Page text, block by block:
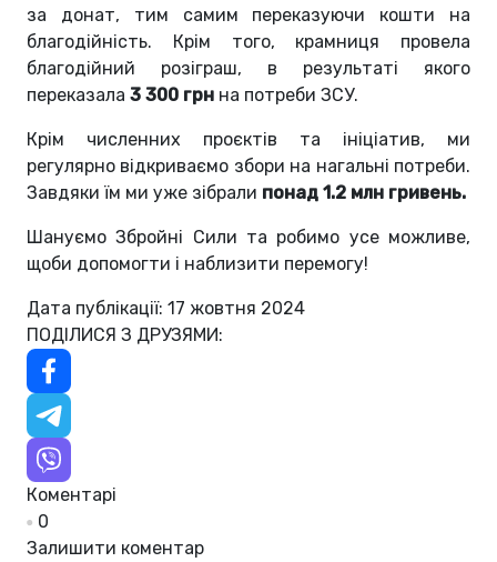
за донат, тим самим переказуючи кошти на
благодійність. Крім того, крамниця провела
благодійний розіграш, в результаті якого
переказала 3 300 грн на потреби ЗСУ.
Крім численних проєктів та ініціатив, ми
регулярно відкриваємо збори на нагальні потреби.
Завдяки їм ми уже зібрали понад 1.2 млн гривень.
Шануємо Збройні Сили та робимо усе можливе,
щоби допомогти і наблизити перемогу!
Дата публікації: 17 жовтня 2024
ПОДІЛИСЯ З ДРУЗЯМИ:
Коментарі
0
Залишити коментар